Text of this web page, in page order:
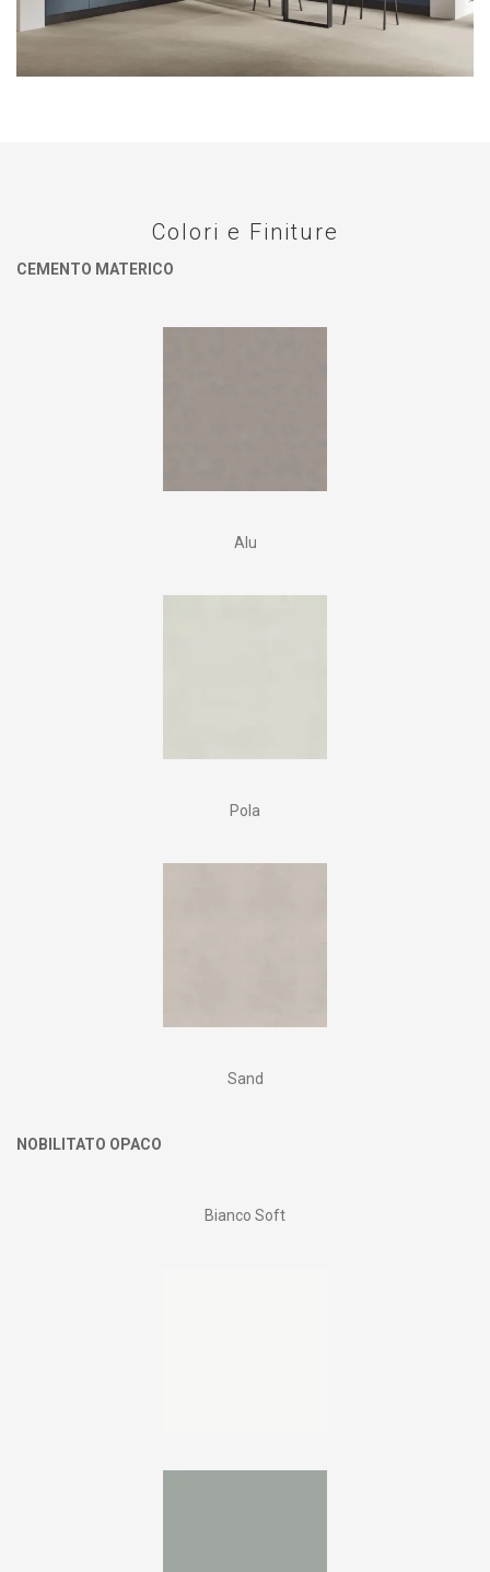
Colori e Finiture
CEMENTO MATERICO
Alu
Pola
Sand
NOBILITATO OPACO
Bianco Soft